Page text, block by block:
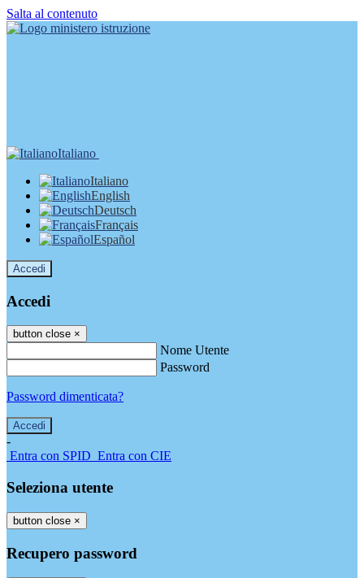
Salta al contenuto
Italiano
Italiano
English
Deutsch
Français
Español
Accedi
Accedi
button close ×
Nome Utente
Password
Password dimenticata?
-
Entra con SPID Entra con CIE
Seleziona utente
button close ×
Recupero password